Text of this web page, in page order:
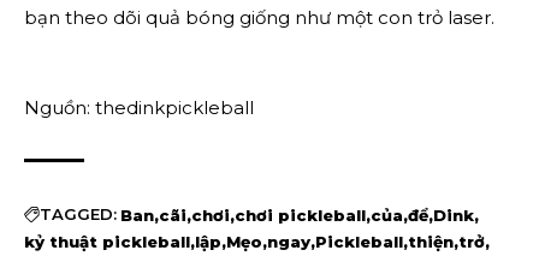
bạn theo dõi quả bóng giống như một con trỏ laser.
Nguồn: thedinkpickleball
TAGGED: Ban cãi chơi chơi pickleball của để Dink
kỷ thuật pickleball lập Mẹo ngay Pickleball thiện trở